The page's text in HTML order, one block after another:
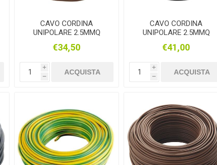
CAVO CORDINA
UNIPOLARE 2.5MMQ
€34,50
i
h
ACQUISTA
CAVO CORDINA
UNIPOLARE 2.5MMQ
€41,00
i
h
ACQUISTA